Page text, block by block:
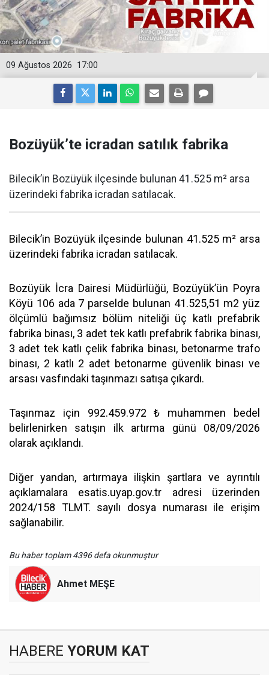
17:00
09 Ağustos 2026
Bozüyük’te icradan satılık fabrika
Bilecik’in Bozüyük ilçesinde bulunan 41.525 m² arsa
üzerindeki fabrika icradan satılacak.
Bilecik’in Bozüyük ilçesinde bulunan 41.525 m² arsa
üzerindeki fabrika icradan satılacak.
Bozüyük İcra Dairesi Müdürlüğü, Bozüyük’ün Poyra
Köyü 106 ada 7 parselde bulunan 41.525,51 m2 yüz
ölçümlü bağımsız bölüm niteliği üç katlı prefabrik
fabrika binası, 3 adet tek katlı prefabrik fabrika binası,
3 adet tek katlı çelik fabrika binası, betonarme trafo
binası, 2 katlı 2 adet betonarme güvenlik binası ve
arsası vasfındaki taşınmazı satışa çıkardı.
Taşınmaz için 992.459.972 ₺ muhammen bedel
belirlenirken satışın ilk artırma günü 08/09/2026
olarak açıklandı.
Diğer yandan, artırmaya ilişkin şartlara ve ayrıntılı
açıklamalara esatis.uyap.gov.tr adresi üzerinden
2024/158 TLMT. sayılı dosya numarası ile erişim
sağlanabilir.
Bu haber toplam 4396 defa okunmuştur
Ahmet MEŞE
HABERE YORUM KAT